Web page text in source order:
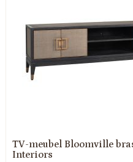
TV-meubel Bloomville
Interiors